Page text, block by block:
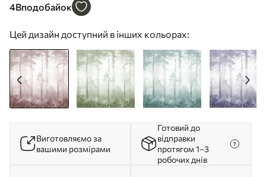
4Вподобайок
Цей дизайн доступний в інших кольорах:
Виготовляємо за
вашими розмірами
Готовий до
відправки
протягом 1–3
робочих днів